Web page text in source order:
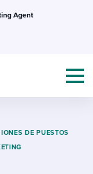
Agent
DE PUESTOS